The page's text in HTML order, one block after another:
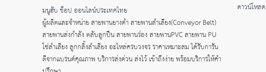
มนูฮับ ช็อป ออนไลน์ประเทศไทย
ผู้ผลิตและจำหน่ายสายพานยางดำสายพานลำเลียง(Conveyor Belt)
สายพานส่งกำลังตลับลูกปืน สายพานร่อง สายพานPVC สายพาน PU
โซ่ลำเลียง ลูกกลิ้งลำเลียง อะไหล่ครบวงจร ราคาเหมาะสม ได้รับการัน
ตีจากแบรนด์คุณภาพ บริการส่งด่วน ส่งไว้ เข้าถึงง่าย พร้อมบริการให้คำ
ดาวน์โหล